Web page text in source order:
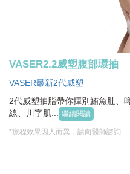
VASER2.2威塑腹部環抽
VASER最新2代威塑
2代威塑抽脂帶你揮別鮪魚肚、
線、川字肌...
繼續閱讀
*療程效果因人而異，請向醫師諮詢